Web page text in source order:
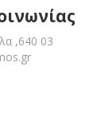
,640 03